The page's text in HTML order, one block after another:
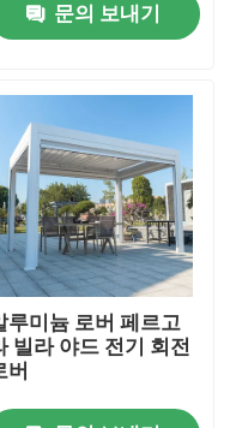
문의 보내기
루미늄 로버 페르고
빌라 야드 전기 회전
버